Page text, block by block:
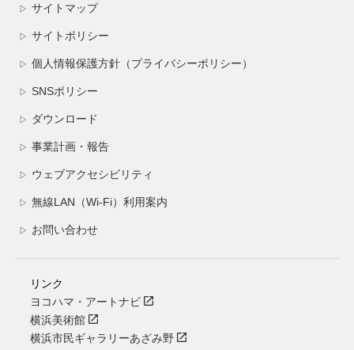
▷ サイトマップ
▷ サイトポリシー
▷ 個人情報保護方針（プライバシーポリシー）
▷ SNSポリシー
▷ ダウンロード
▷ 事業計画・報告
▷ ウェブアクセシビリティ
▷ 無線LAN（Wi-Fi）利用案内
▷ お問い合わせ
リンク
ヨコハマ・アートナビ
横浜美術館
横浜市民ギャラリーあざみ野